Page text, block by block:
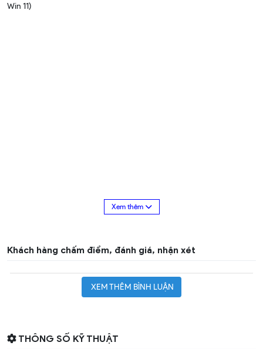
Win 11)
Khách hàng chấm điểm, đánh giá, nhận xét
XEM THÊM BÌNH LUẬN
THÔNG SỐ KỸ THUẬT